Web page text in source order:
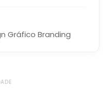
Gráfico Branding